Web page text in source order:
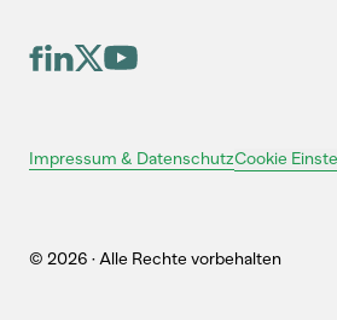
Impressum & DatenschutzCookie
© 2026 · Alle Rechte vorbehalten